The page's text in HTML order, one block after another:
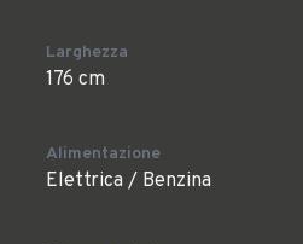
Larghezza
176 cm
Alimentazione
Elettrica / Benzina